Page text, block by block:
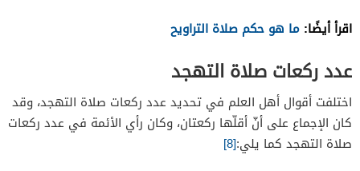
اقرأ أيضًا: ما هو حكم صلاة التراويح
عدد ركعات صلاة التهجد
اختلفت أقوال أهل العلم في تحديد عدد ركعات صلاة التهجد، وقد
كان الإجماع على أنّ أقلّها ركعتان، وكان رأي الأئمة في عدد ركعات
صلاة التهجد كما يلي:[8]